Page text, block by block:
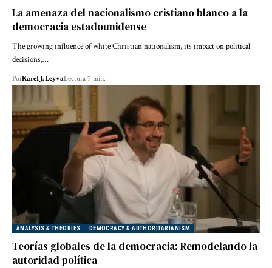
La amenaza del nacionalismo cristiano blanco a la
democracia estadounidense
The growing influence of white Christian nationalism, its impact on political
decisions,…
PorKarel J. LeyvaLectura 7 min.
ANALYSIS & THEORIES DEMOCRACY & AUTHORITARIANISM
Teorías globales de la democracia: Remodelando la
autoridad política